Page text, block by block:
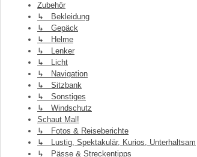
Zubehör
↳ Bekleidung
↳ Gepäck
↳ Helme
↳ Lenker
↳ Licht
↳ Navigation
↳ Sitzbank
↳ Sonstiges
↳ Windschutz
Schaut Mal!
↳ Fotos & Reiseberichte
↳ Lustig, Spektakulär, Kurios, Unterhaltsam
↳ Pässe & Streckentipps